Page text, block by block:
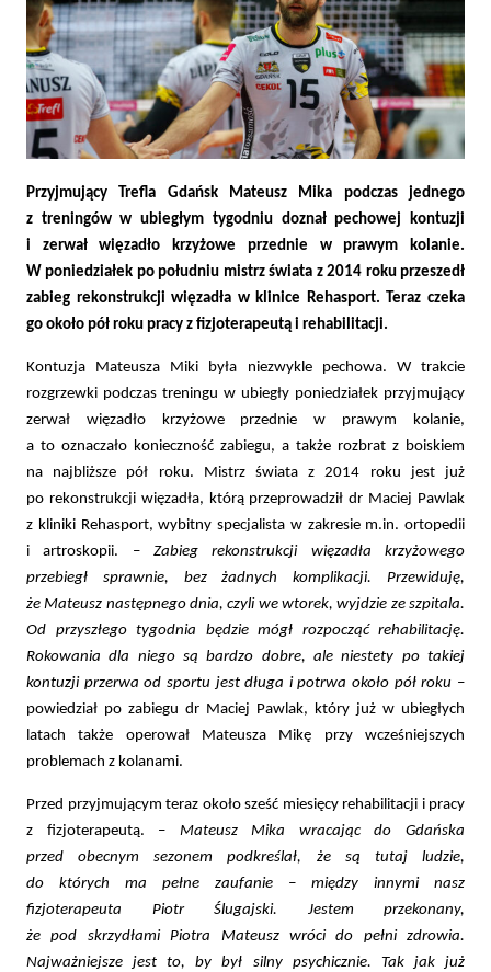
Przyjmujący Trefla Gdańsk Mateusz Mika podczas jednego
z treningów w ubiegłym tygodniu doznał pechowej kontuzji
i zerwał więzadło krzyżowe przednie w prawym kolanie.
W poniedziałek po południu mistrz świata z 2014 roku przeszedł
zabieg rekonstrukcji więzadła w klinice Rehasport. Teraz czeka
go około pół roku pracy z fizjoterapeutą i rehabilitacji.
Kontuzja Mateusza Miki była niezwykle pechowa. W trakcie
rozgrzewki podczas treningu w ubiegły poniedziałek przyjmujący
zerwał więzadło krzyżowe przednie w prawym kolanie,
a to oznaczało konieczność zabiegu, a także rozbrat z boiskiem
na najbliższe pół roku. Mistrz świata z 2014 roku jest już
po rekonstrukcji więzadła, którą przeprowadził dr Maciej Pawlak
z kliniki Rehasport, wybitny specjalista w zakresie m.in. ortopedii
i artroskopii. – Zabieg rekonstrukcji więzadła krzyżowego
przebiegł sprawnie, bez żadnych komplikacji. Przewiduję,
że Mateusz następnego dnia, czyli we wtorek, wyjdzie ze szpitala.
Od przyszłego tygodnia będzie mógł rozpocząć rehabilitację.
Rokowania dla niego są bardzo dobre, ale niestety po takiej
kontuzji przerwa od sportu jest długa i potrwa około pół roku –
powiedział po zabiegu dr Maciej Pawlak, który już w ubiegłych
latach także operował Mateusza Mikę przy wcześniejszych
problemach z kolanami.
Przed przyjmującym teraz około sześć miesięcy rehabilitacji i pracy
z fizjoterapeutą. – Mateusz Mika wracając do Gdańska
przed obecnym sezonem podkreślał, że są tutaj ludzie,
do których ma pełne zaufanie – między innymi nasz
fizjoterapeuta Piotr Ślugajski. Jestem przekonany,
że pod skrzydłami Piotra Mateusz wróci do pełni zdrowia.
Najważniejsze jest to, by był silny psychicznie. Tak jak już